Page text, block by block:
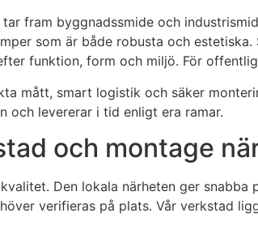
fram byggnadssmide och
som är både robusta och
funktion, form och miljö. För
mått, smart logistik och säker
och levererar i tid enligt era ramar.
och montage
Den lokala närheten ger
verifieras på plats. Vår verkstad